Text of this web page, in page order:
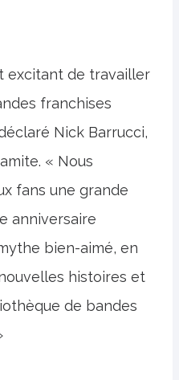
excitant de travailler
franchises
Nick Barrucci,
« Nous
fans une grande
anniversaire
bien-aimé, en
histoires et
de bandes